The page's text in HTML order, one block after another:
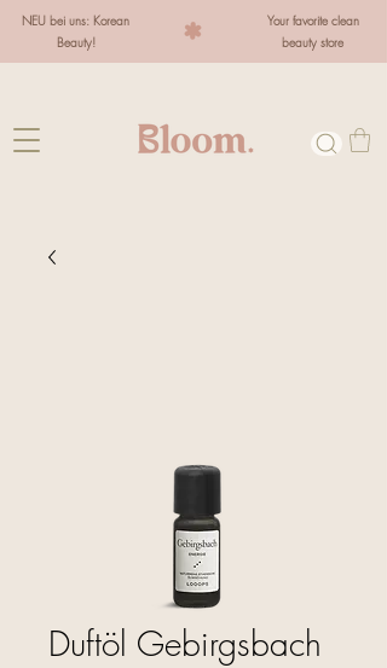
NEU bei uns: Korean
Beauty!
Your favorite clean
beauty store
Duftöl Gebirgsbach